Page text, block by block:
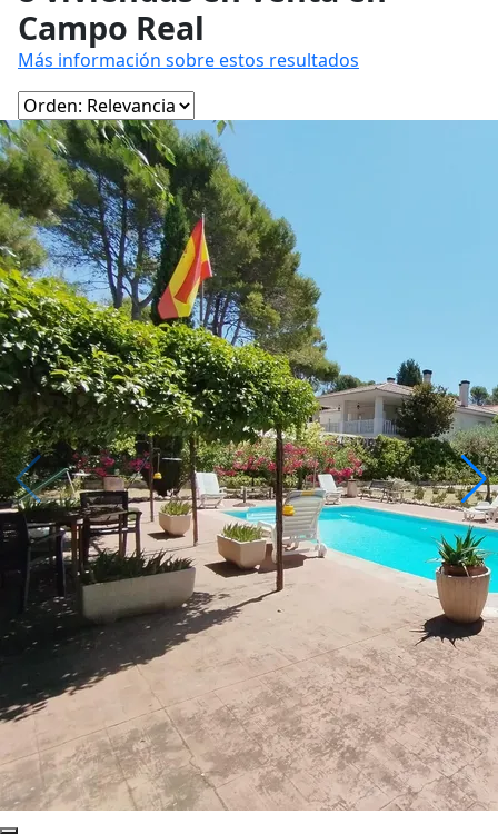
Campo Real
Más información sobre estos resultados